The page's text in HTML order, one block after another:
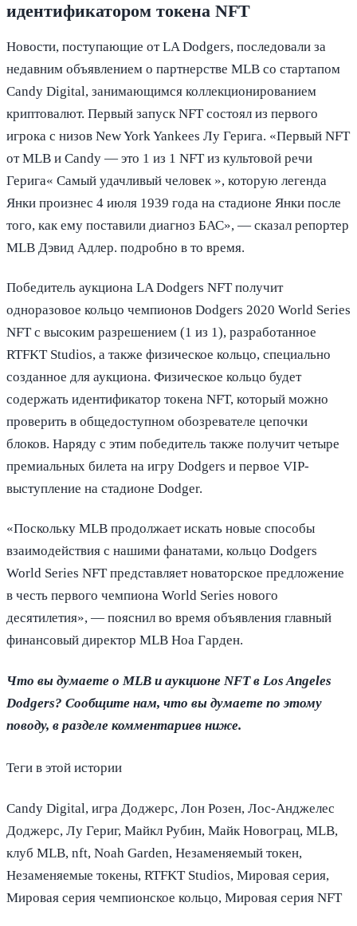
идентификатором токена NFT
Новости, поступающие от LA Dodgers, последовали за
недавним объявлением о партнерстве MLB со стартапом
Candy Digital, занимающимся коллекционированием
криптовалют. Первый запуск NFT состоял из первого
игрока с низов New York Yankees Лу Герига. «Первый NFT
от MLB и Candy — это 1 из 1 NFT из культовой речи
Герига« Самый удачливый человек », которую легенда
Янки произнес 4 июля 1939 года на стадионе Янки после
того, как ему поставили диагноз БАС», — сказал репортер
MLB Дэвид Адлер. подробно в то время.
Победитель аукциона LA Dodgers NFT получит
одноразовое кольцо чемпионов Dodgers 2020 World Series
NFT с высоким разрешением (1 из 1), разработанное
RTFKT Studios, а также физическое кольцо, специально
созданное для аукциона. Физическое кольцо будет
содержать идентификатор токена NFT, который можно
проверить в общедоступном обозревателе цепочки
блоков. Наряду с этим победитель также получит четыре
премиальных билета на игру Dodgers и первое VIP-
выступление на стадионе Dodger.
«Поскольку MLB продолжает искать новые способы
взаимодействия с нашими фанатами, кольцо Dodgers
World Series NFT представляет новаторское предложение
в честь первого чемпиона World Series нового
десятилетия», — пояснил во время объявления главный
финансовый директор MLB Ноа Гарден.
Что вы думаете о MLB и аукционе NFT в Los Angeles
Dodgers? Сообщите нам, что вы думаете по этому
поводу, в разделе комментариев ниже.
Теги в этой истории
Candy Digital, игра Доджерс, Лон Розен, Лос-Анджелес
Доджерс, Лу Гериг, Майкл Рубин, Майк Новограц, MLB,
клуб MLB, nft, Noah Garden, Незаменяемый токен,
Незаменяемые токены, RTFKT Studios, Мировая серия,
Мировая серия чемпионское кольцо, Мировая серия NFT